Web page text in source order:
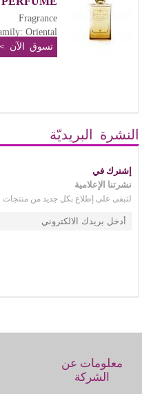
Fragrance
Oriental...
تسوق الآن
النشرة البريديّة
إشترك في
نشرتنا الإعلامية
لتبقى على إطلاع بكل جديد من
معلومات عن
الشركة